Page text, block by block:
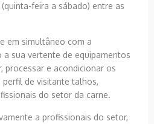
feira a sábado) entre as
em simultâneo com a
a sua vertente de equipamentos
processar e acondicionar os
de visitante talhos,
do setor da carne.
a profissionais do setor,